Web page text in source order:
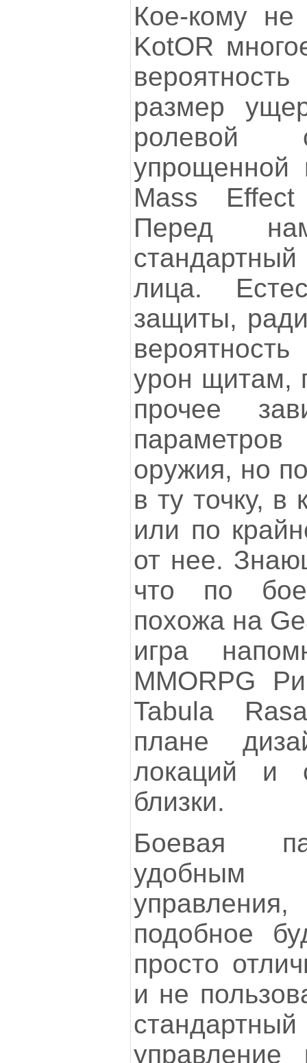
Кое-кому не
KotOR
размер
ролевой
упрощенной
Mass Effect
Перед
стандартный
лица.
защиты,
урон щитам,
прочее
параметров
оружия, но
в ту точку, в
или по
от нее.
что по
похожа на
игра
MMORPG
Tabula
плане
локаций и
близки.
Боевая
удобным
подобное
просто
и не
управление